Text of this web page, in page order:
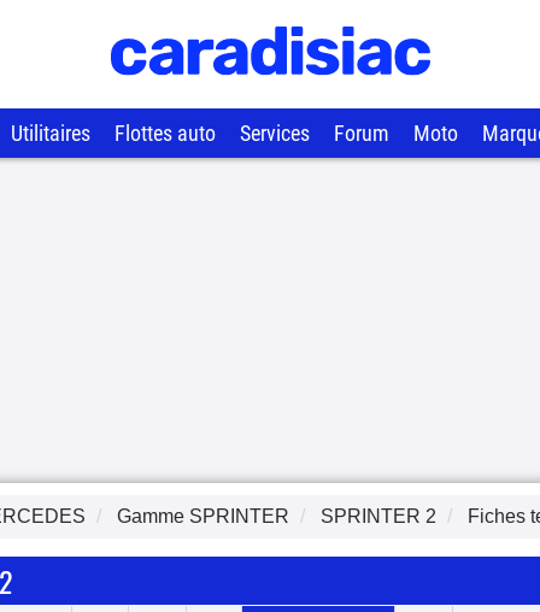
Utilitaires Flottes auto Services Forum Moto
Gamme SPRINTER SPRINTER 2 Fiches